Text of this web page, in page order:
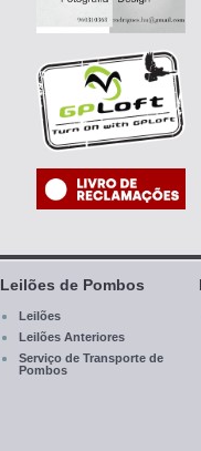
Leilões de Pombos
Leilões
Leilões Anteriores
Serviço de Transporte de
Pombos